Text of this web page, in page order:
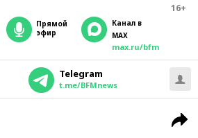
16+
прямой
эфир
Канал в
MAX
max.ru/bfm
Telegram
t.me/BFMnews